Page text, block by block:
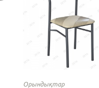
Орындықтар